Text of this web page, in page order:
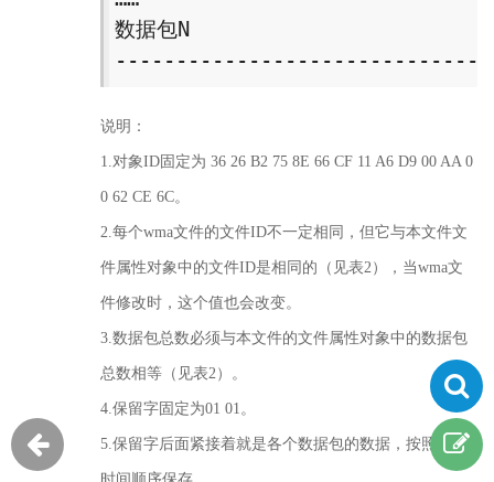
数据包N
说明：
1.对象ID固定为 36 26 B2 75 8E 66 CF 11 A6 D9 00 AA 0
0 62 CE 6C。
2.每个wma文件的文件ID不一定相同，但它与本文件文
件属性对象中的文件ID是相同的（见表2），当wma文
件修改时，这个值也会改变。
3.数据包总数必须与本文件的文件属性对象中的数据包
总数相等（见表2）。
4.保留字固定为01 01。
5.保留字后面紧接着就是各个数据包的数据，按照发送
时间顺序保存。